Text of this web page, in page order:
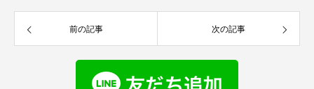
前の記事 次の記事